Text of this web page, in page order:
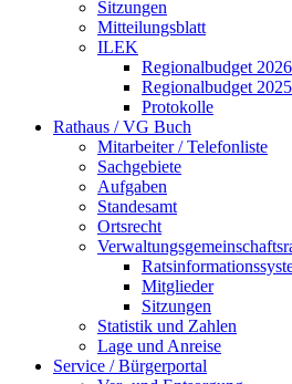
Sitzungen
Mitteilungsblatt
ILEK
Regionalbudget 2026
Regionalbudget 2025
Protokolle
Rathaus / VG Buch
Mitarbeiter / Telefonliste
Sachgebiete
Aufgaben
Standesamt
Ortsrecht
Mitglieder
Sitzungen
Statistik und Zahlen
Lage und Anreise
Service / Bürgerportal